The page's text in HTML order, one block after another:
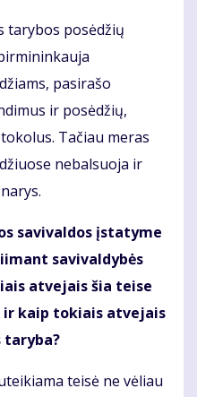
tarybos posėdžių
pasirašo
ir posėdžių,
Tačiau meras
nebalsuoja ir
savivaldos įstatyme
savivaldybės
atvejais šia teise
ir kaip tokiais atvejais
taryba?
teisė ne vėliau